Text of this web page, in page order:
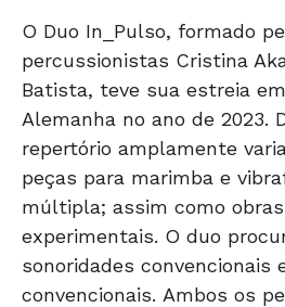
O Duo In_Pulso, formado
percussionistas Cristina
Batista, teve sua estreia
Alemanha no ano de 2023.
repertório amplamente
peças para marimba e
múltipla; assim como
experimentais. O duo
sonoridades convencionais
convencionais. Ambos os